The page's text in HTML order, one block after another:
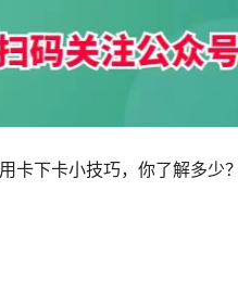
卡下卡小技巧，你了解多少